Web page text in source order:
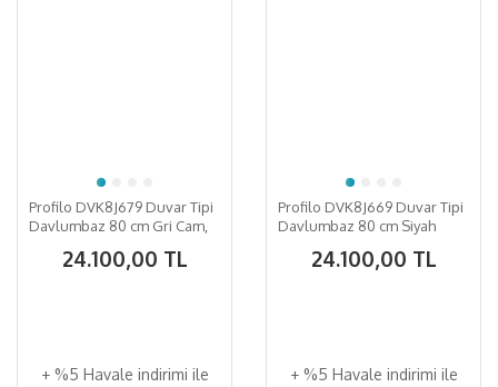
Profilo DVK8J679 Duvar Tipi
Davlumbaz 80 cm Gri Cam,
24.100,00 TL
+ %5 Havale indirimi ile
Profilo DVK8J669 Duvar Tipi
Davlumbaz 80 cm Siyah
24.100,00 TL
+ %5 Havale indirimi ile